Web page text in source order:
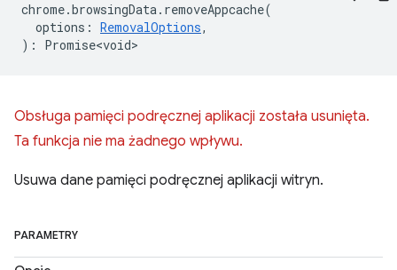
chrome.browsingData. removeAppcache(
options : RemovalOptions,
) : Promise<void>
Obsługa pamięci podręcznej aplikacji została usunięta.
Ta funkcja nie ma żadnego wpływu.
Usuwa dane pamięci podręcznej aplikacji witryn.
PARAMETRY